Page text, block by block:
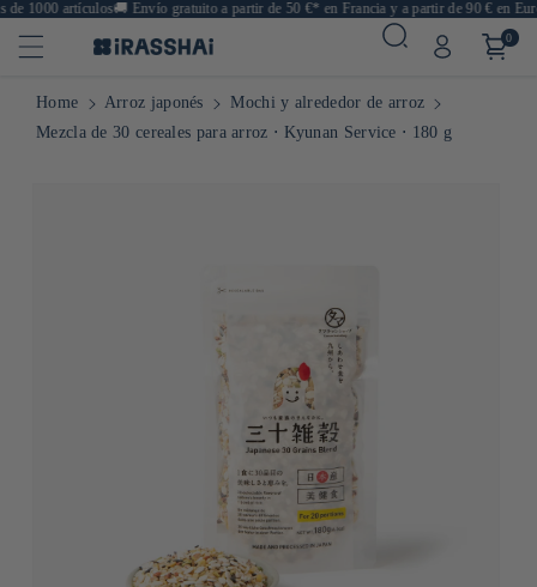
1000 artículos 🚚Envío gratuito a partir de 50 €* en Francia y a partir de 90 € en
0
Home Arroz japonés
Mochi y alrededor de arroz
Mezcla de 30 cereales para arroz ⋅ Kyunan Service ⋅ 180 g